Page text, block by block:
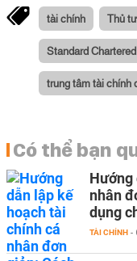
tài chính Thủ
Standard Chartered
trung tâm tài chính
Có thể bạn
Hướng
nhân
dụng
TÀI CHÍNH -